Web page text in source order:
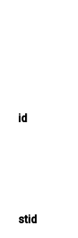
id
stid